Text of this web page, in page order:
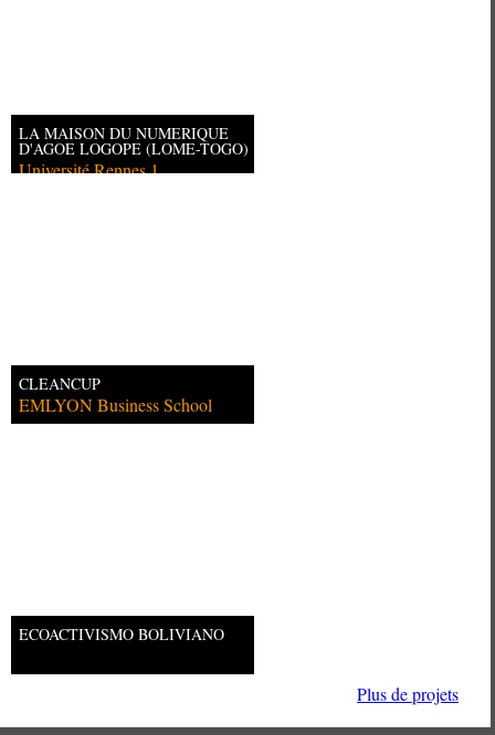
LA MAISON DU NUMERIQUE
D'AGOE LOGOPE (LOME-TOGO)
Université Rennes 1
CLEANCUP
EMLYON Business School
ECOACTIVISMO BOLIVIANO
Plus de projets